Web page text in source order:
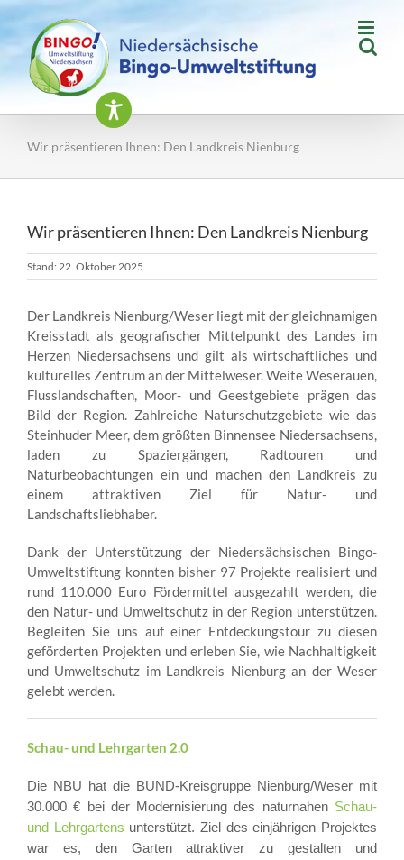
Zum
springen
Wir präsentieren Ihnen: Den Landkreis Nienburg
Wir präsentieren Ihnen: Den Landkreis Nienburg
Stand: 22. Oktober 2025
Der Landkreis Nienburg/Weser liegt mit der gleichnamigen
Kreisstadt als geografischer Mittelpunkt des Landes im
Herzen Niedersachsens und gilt als wirtschaftliches und
kulturelles Zentrum an der Mittelweser. Weite Weserauen,
Flusslandschaften, Moor- und Geestgebiete prägen das
Bild der Region. Zahlreiche Naturschutzgebiete wie das
Steinhuder Meer, dem größten Binnensee Niedersachsens,
laden zu Spaziergängen, Radtouren und
Naturbeobachtungen ein und machen den Landkreis zu
einem attraktiven Ziel für Natur- und
Landschaftsliebhaber.
Dank der Unterstützung der Niedersächsischen Bingo-
Umweltstiftung konnten bisher 97 Projekte realisiert und
rund 110.000 Euro Fördermittel ausgezahlt werden, die
den Natur- und Umweltschutz in der Region unterstützen.
Begleiten Sie uns auf einer Entdeckungstour zu diesen
geförderten Projekten und erleben Sie, wie Nachhaltigkeit
und Umweltschutz im Landkreis Nienburg an der Weser
gelebt werden.
Schau- und Lehrgarten 2.0
Die NBU hat die BUND-Kreisgruppe Nienburg/Weser mit
30.000 € bei der Modernisierung des naturnahenSchau-
und Lehrgartens unterstützt. Ziel des einjährigen Projektes
war es, den Garten attraktiver zu gestalten und